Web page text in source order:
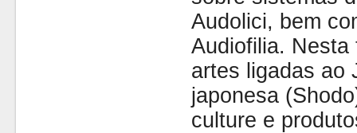
Audolici, bem
Audiofilia.
artes ligadas ao
japonesa
culture e